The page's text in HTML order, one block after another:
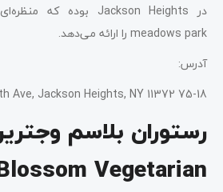
meadows park را ارائه می‌دهد.
آدرس:
75-18 37th Ave, Jackson Heights, NY 11372
رستوران بلاسم
Vegetarian